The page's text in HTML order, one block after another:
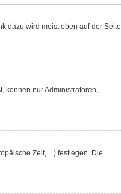
dazu wird meist oben auf der Seite
können nur Administratoren,
Zeit, ...) festlegen. Die